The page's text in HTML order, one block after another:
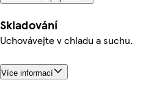
Skladování
Uchovávejte v chladu a suchu.
Více informací